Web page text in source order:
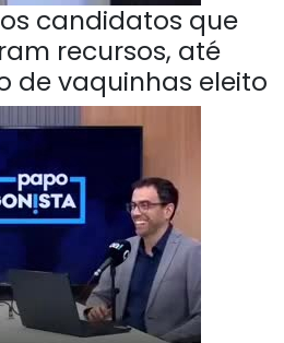
candidatos que
recursos, até
de vaquinhas eleito